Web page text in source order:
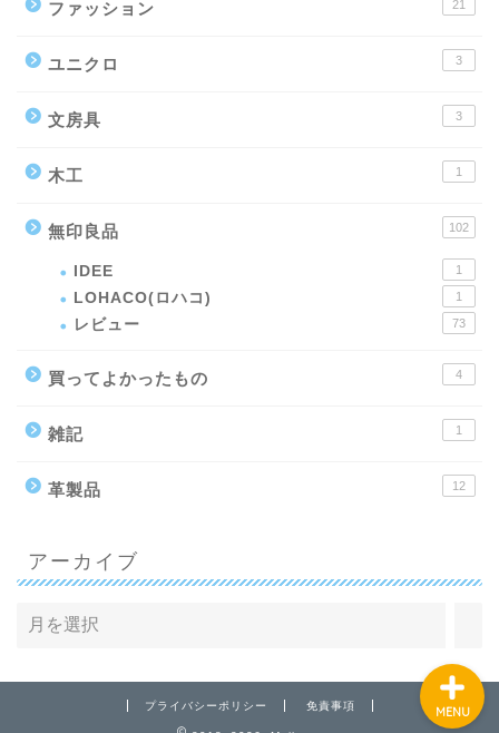
ファッション 21
ユニクロ 3
文房具 3
木工 1
無印良品 102
IDEE 1
LOHACO(ロハコ) 1
レビュー 73
買ってよかったもの 4
雑記 1
革製品 12
アーカイブ
プライバシーポリシー 免責事項 MENU
せ）